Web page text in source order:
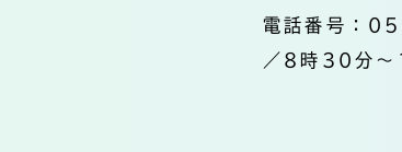
電話番号：
／8時30分